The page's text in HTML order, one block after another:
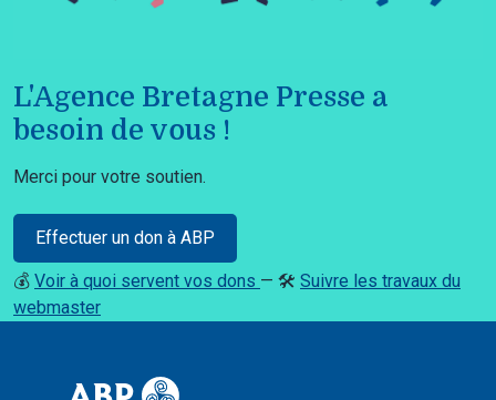
L'Agence Bretagne Presse a
besoin de vous !
Merci pour votre soutien.
Effectuer un don à ABP
💰 Voir à quoi servent vos dons — 🛠️ Suivre les travaux du
webmaster